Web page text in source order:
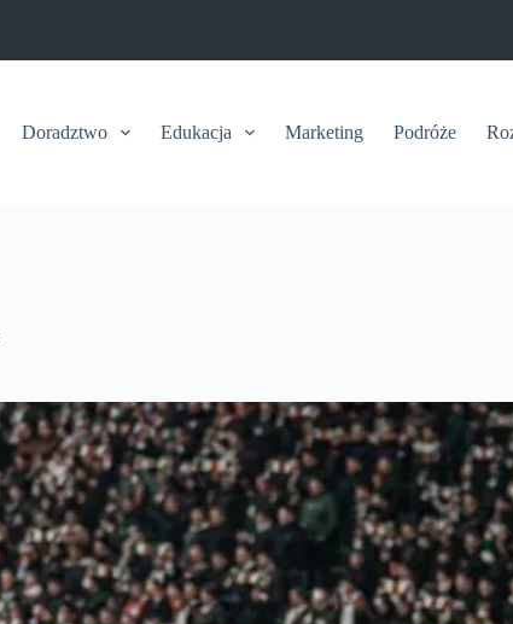
Doradztwo Edukacja Marketing Podróże